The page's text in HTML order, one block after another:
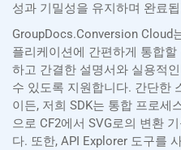
성과 기밀성을 유지하며 완료
GroupDocs.Conversion Cloud
플리케이션에 간편하게 통합
하고 간결한 설명서와 실용적
수 있도록 지원합니다. 간단한
이든, 저희 SDK는 통합 프로세
으로 CF2에서 SVG로의 변환
다. 또한, API Explorer 도구를